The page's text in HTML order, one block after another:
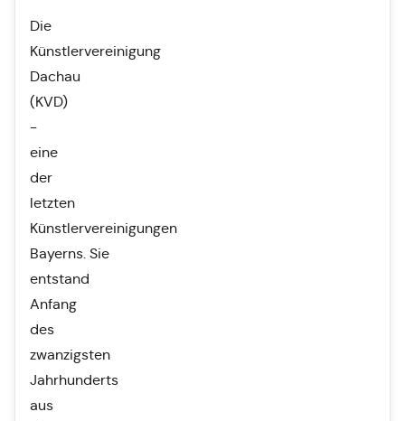
Die
Künstlervereinigung
Dachau
(KVD)
-
eine
der
letzten
Künstlervereinigungen
Bayerns. Sie
entstand
Anfang
des
zwanzigsten
Jahrhunderts
aus